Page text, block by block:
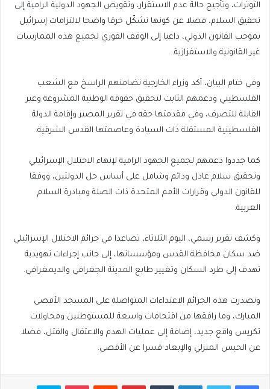
التوترات، وتأجيج حالة عدم الاستقرار، وتقويض الجهود الدولية الرامية إلى
تحقيق السلام، فضلا عن كونها تشكّل خرقا واضحا لالتزامات إسرائيل
بموجب القانون الدولي، داعيا إلى الوقف الفوري لجميع هذه الممارسات
غير القانونية والاستفزازية.
وفي ختام البيان، أكد وزراء الخارجية تضامنهم الراسخ مع الشعب
الفلسطيني ودعمهم الثابت لتحقيق حقوقه الوطنية المشروعة وغير
القابلة للتصرف، وفي مقدمتها حقه في تقرير المصير وإقامة الدولة
الفلسطينية المستقلة ذات السيادة وعاصمتها القدس الشرقية.
كما جددوا دعمهم لجميع الجهود الرامية لإنهاء الاحتلال الإسرائيلي
وتحقيق سلام عادل ودائم وشامل على أساس حل الدولتين، ووفقا
للقانون الدولي وقرارات الأمم المتحدة ذات الصلة ومبادرة السلام
العربية.
وكشف تقرير رسمي، اليوم الثلاثاء، تصاعدا في جرائم الاحتلال الإسرائيلي
ضد سكان محافظة القدس ومؤسساتها، إلى جانب إجراءات تهويدية
تهدف إلى طرد السكان وتغيير طابع المدينة الجغرافي والديمغرافي.
وتصدرت هذه الجرائم الاعتداءات المتواصلة على المسجد الأقصى
المبارك، وما رافقها من اقتحامات واسعة للمستوطنين ومحاولات
تكريس واقع جديد، إضافة إلى عمليات الهدم والاعتقال والقتل، فضلا
عن الحبس المنزلي والإبعاد قسرا عن الأقصى.
فيسبوكتويتر لينكدإن بينتيريست بوكيت سكايب